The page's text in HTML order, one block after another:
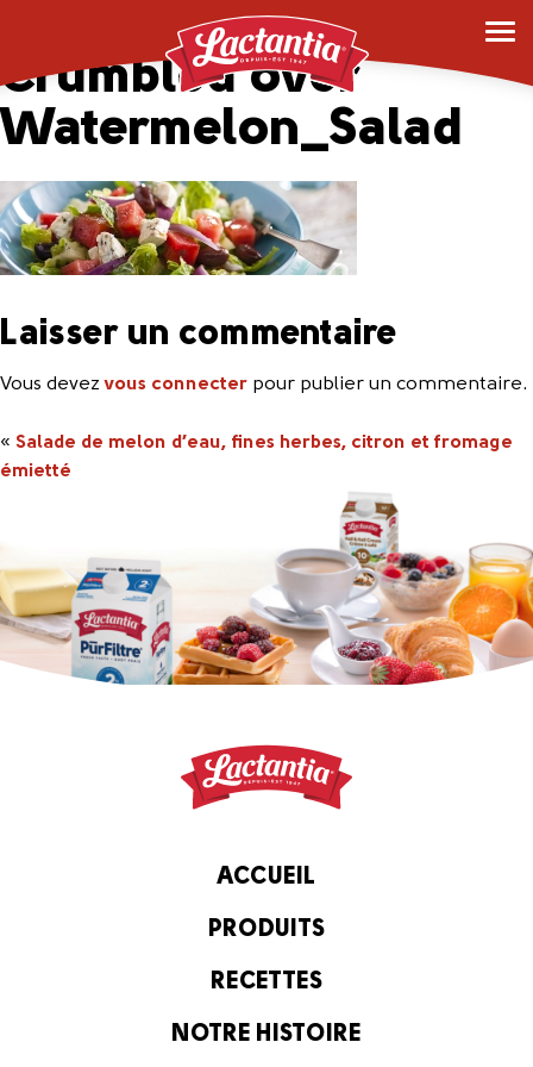
Lemon_Herb_Cheese
Crumbled over
Watermelon_Salad
Laisser un commentaire
Vous devezvous connecter pour publier un commentaire.
« Salade de melon d’eau, fines herbes, citron et fromage
émietté
ACCUEIL
PRODUITS
RECETTES
NOTRE HISTOIRE